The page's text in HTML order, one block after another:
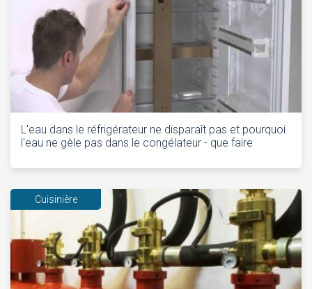
L'eau dans le réfrigérateur ne disparaît pas et pourquoi
l'eau ne gèle pas dans le congélateur - que faire
Cuisinière